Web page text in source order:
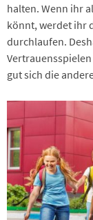
halten. Wenn ihr
könnt, werdet ihr
durchlaufen.
gut sich die